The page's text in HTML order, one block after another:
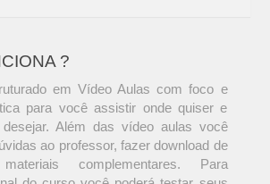
?
em Vídeo Aulas com foco e
para você assistir onde quiser e
Além das vídeo aulas você
ao professor, fazer download de
complementares. Para